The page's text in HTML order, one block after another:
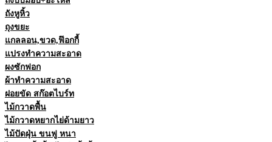
ถังหูหิ้ว
ถุงขยะ
แกลลอน,ขวด,ฟ๊อกกี้
แปรงทำความสะอาด
ผงซักฟอก
ผ้าทำความสะอาด
ฝอยขัด สก๊อตไบร์ท
ไม้กวาดพื้น
ไม้กวาดหยากไย่ด้ามยาว
ไม้ปัดฝุ่น ขนฟู หนา